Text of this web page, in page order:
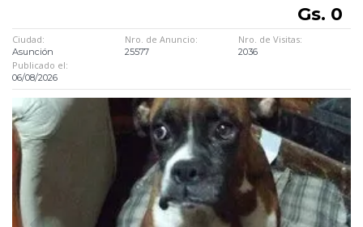
Gs. 0
Ciudad:
Asunción
Nro. de Anuncio:
25577
Nro. de Visitas:
2036
Publicado el:
06/08/2026